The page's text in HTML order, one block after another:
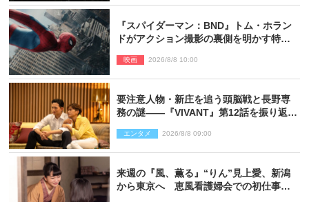
『スパイダーマン：BND』トム・ホラン
ドがアクション撮影の裏側を明かす特別
映画 2026/8/8 10:00
要注意人物・新庄を追う頭脳戦と長野専
務の謎――『VIVANT』第12話を振り返
エンタメ 2026/8/8 09:00
来週の『風、薫る』“りん”見上愛、新潟
から東京へ 恵風看護婦会での初仕事に